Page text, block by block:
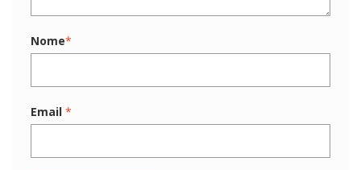
Nome*
Email *